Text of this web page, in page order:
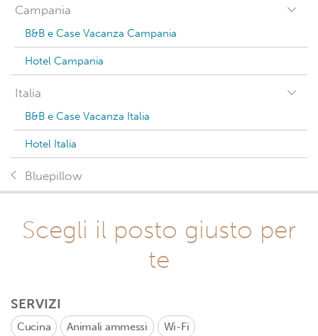
Campania
B&B e Case Vacanza Campania
Hotel Campania
Italia
B&B e Case Vacanza Italia
Hotel Italia
Bluepillow
Scegli il posto giusto per
te
SERVIZI
Cucina Animali ammessi Wi-Fi